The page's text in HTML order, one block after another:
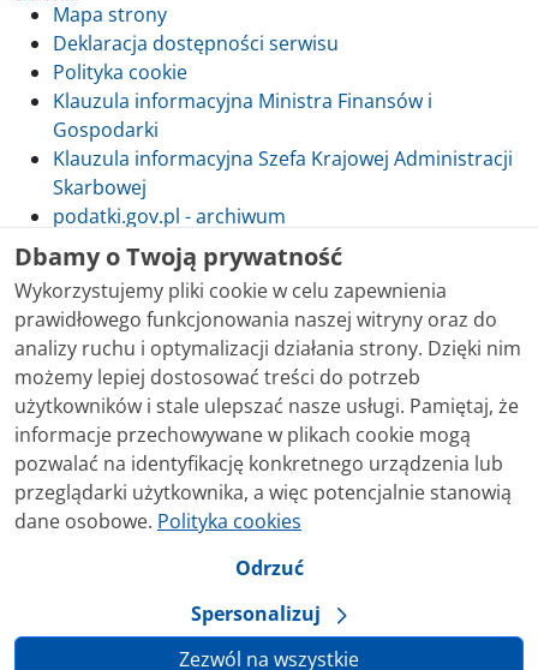
Mapa strony
Deklaracja dostępności serwisu
Polityka cookie
Klauzula informacyjna Ministra Finansów i
Gospodarki
Klauzula informacyjna Szefa Krajowej Administracji
Skarbowej
podatki.gov.pl - archiwum
Skontaktuj się z nami
Treści zamieszczone w serwisie udostępniamy
bezpłatnie. Korzystanie z treści opublikowanych w
serwisie podatki.gov.pl, niezależnie od celu i sposobu
korzystania, nie wymaga zgody Ministerstwa Finansów.
Treści znaczone w serwisie jako treści będące
przedmiotem praw autorskich, o ile nie jest to
stwierdzone inaczej, są udostępniane na licencji
Dbamy o Twoją prywatność
Wykorzystujemy pliki cookie w celu zapewnienia
prawidłowego funkcjonowania naszej witryny oraz do
analizy ruchu i optymalizacji działania strony. Dzięki nim
możemy lepiej dostosować treści do potrzeb
użytkowników i stale ulepszać nasze usługi. Pamiętaj, że
informacje przechowywane w plikach cookie mogą
pozwalać na identyfikację konkretnego urządzenia lub
przeglądarki użytkownika, a więc potencjalnie stanowią
dane osobowe. Polityka cookies
Odrzuć
Spersonalizuj
Zezwól na wszystkie